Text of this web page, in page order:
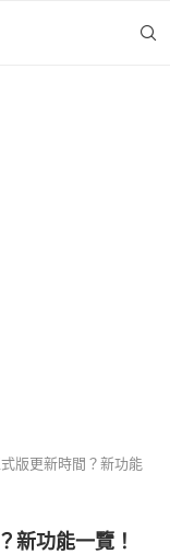
版更新時間？新功能
新功能一覽！